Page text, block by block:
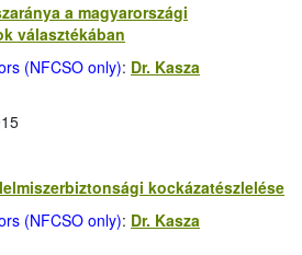
a magyarországi
választékában
(NFCSO only): Dr. Kasza
kockázatészlelése
(NFCSO only): Dr. Kasza